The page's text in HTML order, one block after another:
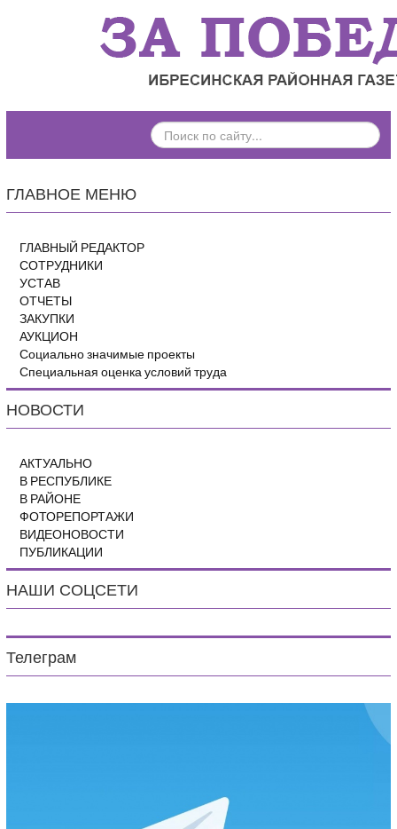
ПОИСК
ПО
ГЛАВНОЕ МЕНЮ
ГЛАВНЫЙ РЕДАКТОР
СОТРУДНИКИ
УСТАВ
ОТЧЕТЫ
ЗАКУПКИ
АУКЦИОН
Социально значимые проекты
Специальная оценка условий труда
НОВОСТИ
АКТУАЛЬНО
В РЕСПУБЛИКЕ
В РАЙОНЕ
ФОТОРЕПОРТАЖИ
ВИДЕОНОВОСТИ
ПУБЛИКАЦИИ
НАШИ СОЦСЕТИ
Телеграм